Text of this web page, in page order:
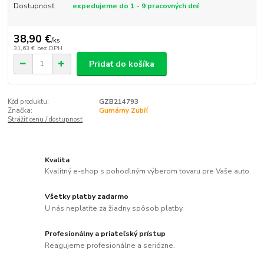
Dostupnosť expedujeme do 1 - 9 pracovných dní
38,90 €/ks
31,63 € bez DPH
Pridať do košíka
Kód produktu:
GZB214793
Značka:
Gumárny Zubří
Strážiť cenu / dostupnosť
Kvalita
Kvalitný e-shop s pohodlným výberom tovaru pre Vaše auto.
Všetky platby zadarmo
U nás neplatíte za žiadny spôsob platby.
Profesionálny a priateľský prístup
Reagujeme profesionálne a seriózne.